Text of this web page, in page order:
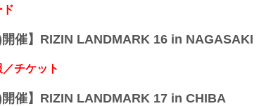
)開催】RIZIN LANDMARK 16 in NAGASAKI
チケット
)開催】RIZIN LANDMARK 17 in CHIBA